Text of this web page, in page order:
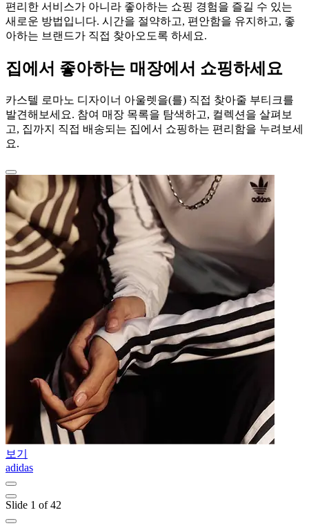
편리한 서비스가 아니라 좋아하는 쇼핑 경험을 즐길 수 있는
새로운 방법입니다. 시간을 절약하고, 편안함을 유지하고, 좋
아하는 브랜드가 직접 찾아오도록 하세요.
집에서 좋아하는 매장에서 쇼핑하세요
카스텔 로마노 디자이너 아울렛을(를) 직접 찾아줄 부티크를
발견해보세요. 참여 매장 목록을 탐색하고, 컬렉션을 살펴보
고, 집까지 직접 배송되는 집에서 쇼핑하는 편리함을 누려보세
요.
보기
adidas
Slide 1 of 42